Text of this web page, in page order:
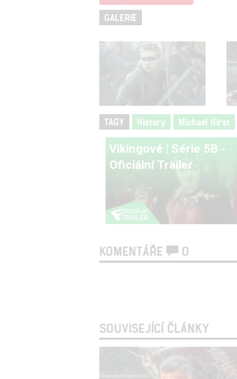
GALERIE
TAGY History Michael Hirst
Vikingové | Série 5B -
Oficiální Trailer
KOMENTÁŘE 0
SOUVISEJÍCÍ ČLÁNKY